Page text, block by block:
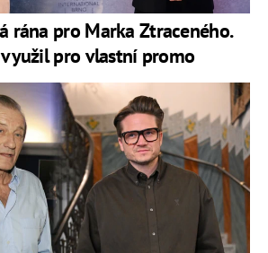
rána pro Marka Ztraceného.
využil pro vlastní promo